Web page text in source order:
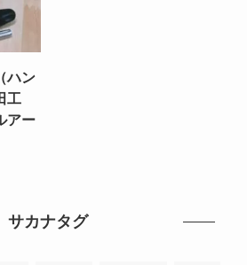
ハン
工
アー
サカナタグ